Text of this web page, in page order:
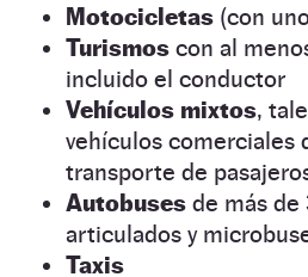
Motocicletas (con
Turismos con al
incluido el conductor
Vehículos mixtos,
vehículos comerciales
transporte de
Autobuses de más de
articulados y
Taxis